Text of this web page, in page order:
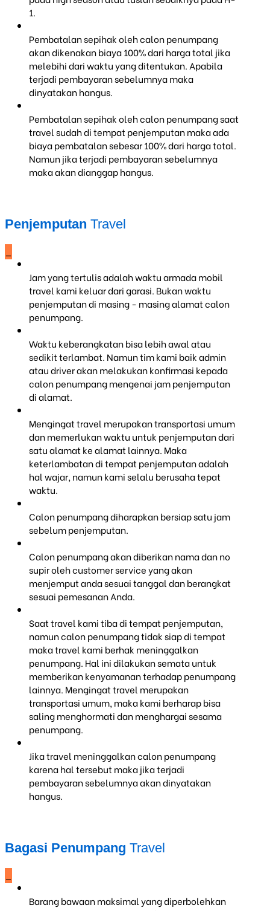
1.
Pembatalan sepihak oleh calon penumpang
akan dikenakan biaya 100% dari harga total jika
melebihi dari waktu yang ditentukan. Apabila
terjadi pembayaran sebelumnya maka
dinyatakan hangus.
Pembatalan sepihak oleh calon penumpang saat
travel sudah di tempat penjemputan maka ada
biaya pembatalan sebesar 100% dari harga total.
Namun jika terjadi pembayaran sebelumnya
maka akan dianggap hangus.
Penjemputan Travel
_
Jam yang tertulis adalah waktu armada mobil
travel kami keluar dari garasi. Bukan waktu
penjemputan di masing - masing alamat calon
penumpang.
Waktu keberangkatan bisa lebih awal atau
sedikit terlambat. Namun tim kami baik admin
atau driver akan melakukan konfirmasi kepada
calon penumpang mengenai jam penjemputan
di alamat.
Mengingat travel merupakan transportasi umum
dan memerlukan waktu untuk penjemputan dari
satu alamat ke alamat lainnya. Maka
keterlambatan di tempat penjemputan adalah
hal wajar, namun kami selalu berusaha tepat
waktu.
Calon penumpang diharapkan bersiap satu jam
sebelum penjemputan.
Calon penumpang akan diberikan nama dan no
supir oleh customer service yang akan
menjemput anda sesuai tanggal dan berangkat
sesuai pemesanan Anda.
Saat travel kami tiba di tempat penjemputan,
namun calon penumpang tidak siap di tempat
maka travel kami berhak meninggalkan
penumpang. Hal ini dilakukan semata untuk
memberikan kenyamanan terhadap penumpang
lainnya. Mengingat travel merupakan
transportasi umum, maka kami berharap bisa
saling menghormati dan menghargai sesama
penumpang.
Jika travel meninggalkan calon penumpang
karena hal tersebut maka jika terjadi
pembayaran sebelumnya akan dinyatakan
hangus.
Bagasi Penumpang Travel
_
Barang bawaan maksimal yang diperbolehkan